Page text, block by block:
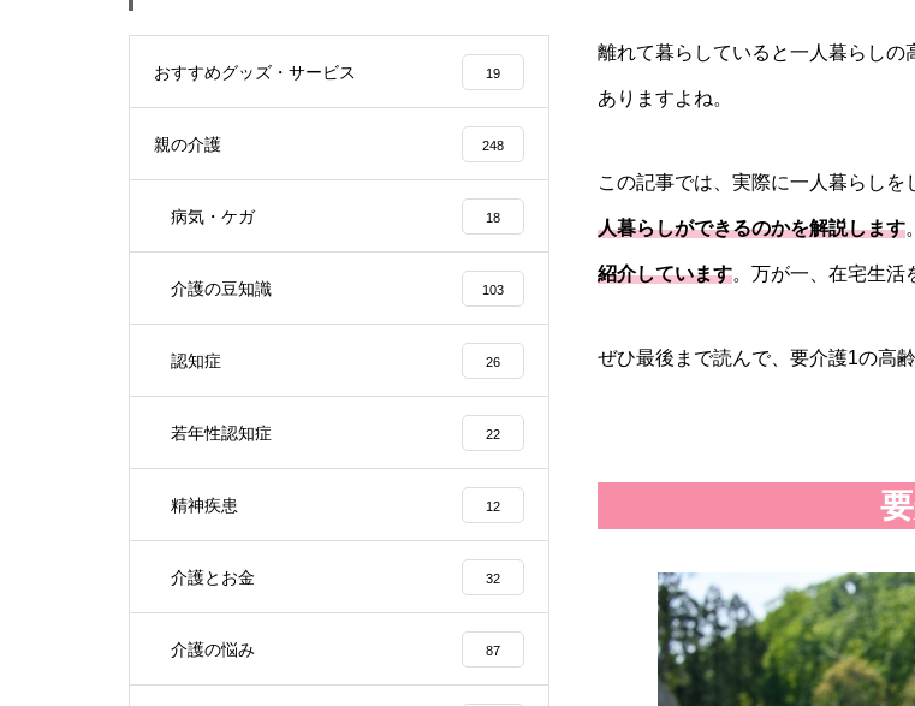
離れて暮らしていると一人暮らし
ありますよね。
この記事では、実際に一人暮らしを
人暮らしができるのかを解説します
紹介しています。万が一、在宅生活
ぜひ最後まで読んで、要介護1の高
おすすめグッズ・サービス 19
親の介護 248
病気・ケガ 18
介護の豆知識 103
認知症 26
若年性認知症 22
精神疾患 12
介護とお金 32
介護の悩み 87